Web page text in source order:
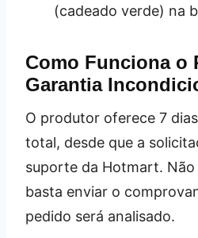
(cadeado verde) na
Como Funciona o
Garantia
O produtor oferece 7
total, desde que a
suporte da Hotmart. Não
basta enviar o
pedido será analisado.